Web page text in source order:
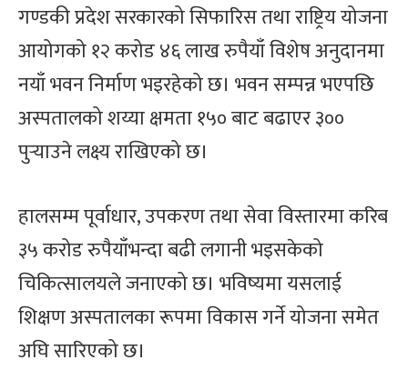
गण्डकी प्रदेश सरकारको सिफारिस तथा राष्ट्रिय योजना
आयोगको १२ करोड ४६ लाख रुपैयाँ विशेष अनुदानमा
नयाँ भवन निर्माण भइरहेको छ। भवन सम्पन्न भएपछि
अस्पतालको शय्या क्षमता १५० बाट बढाएर ३००
पुर्‍याउने लक्ष्य राखिएको छ।
हालसम्म पूर्वाधार, उपकरण तथा सेवा विस्तारमा करिब
३५ करोड रुपैयाँभन्दा बढी लगानी भइसकेको
चिकित्सालयले जनाएको छ। भविष्यमा यसलाई
शिक्षण अस्पतालका रूपमा विकास गर्ने योजना समेत
अघि सारिएको छ।